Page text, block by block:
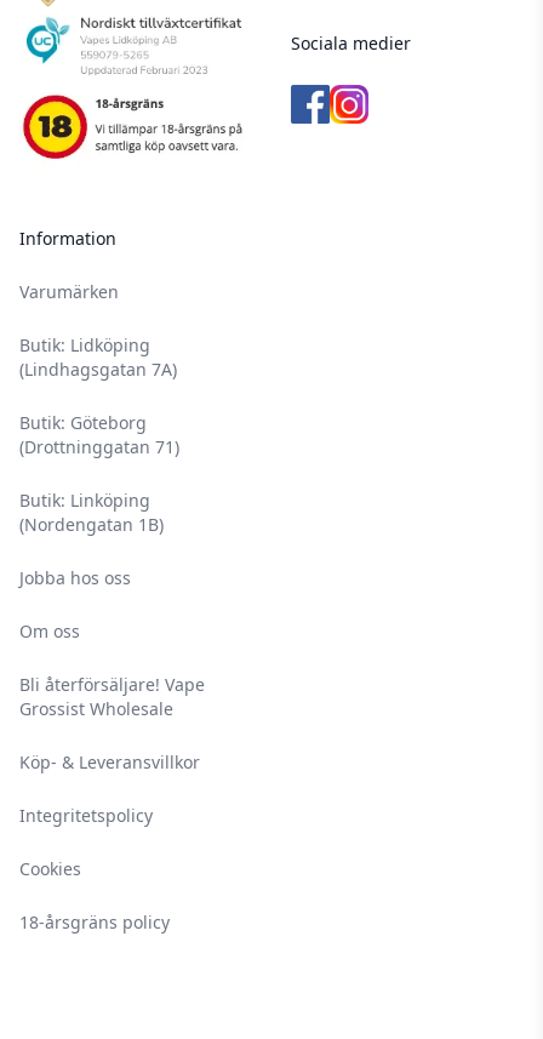
Information
Varumärken
Butik: Lidköping
(Lindhagsgatan 7A)
Butik: Göteborg
(Drottninggatan 71)
Butik: Linköping
(Nordengatan 1B)
Jobba hos oss
Om oss
Bli återförsäljare! Vape
Grossist Wholesale
Köp- & Leveransvillkor
Integritetspolicy
Cookies
18-årsgräns policy
Sociala medier